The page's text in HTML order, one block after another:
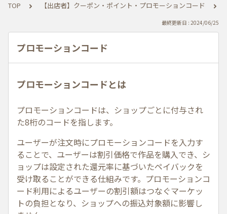
TOP 【出店者】クーポン・ポイント・プロモーションコード
最終更新日 : 2024/06/25
プロモーションコード
プロモーションコードとは
プロモーションコードは、ショップごとに付与され
た8桁のコードを指します。
ユーザーが注文時にプロモーションコードを入力す
ることで、ユーザーは割引価格で作品を購入でき、シ
ョップは設定された還元率に基づいたペイバックを
受け取ることができる仕組みです。プロモーションコ
ード利用によるユーザーの割引額はつなぐマーケッ
トの負担となり、ショップへの振込対象額に影響し